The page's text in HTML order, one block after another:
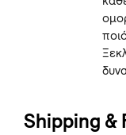
Shipping &